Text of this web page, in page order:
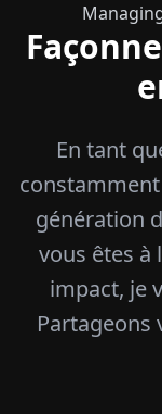
En tant
génération
vous êtes à
impact, je
Partageons